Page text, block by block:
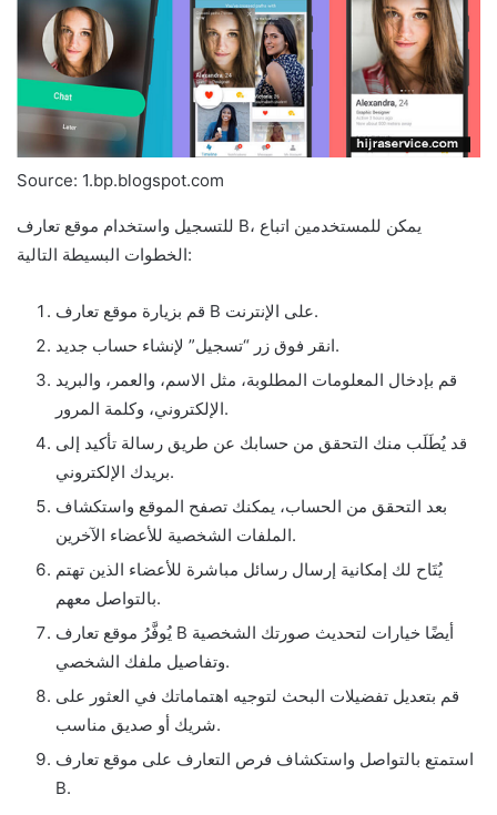
Source: 1.bp.blogspot.com
للتسجيل واستخدام موقع تعارف B، يمكن للمستخدمين اتباع
الخطوات البسيطة التالية:
قم بزيارة موقع تعارف B على الإنترنت.
انقر فوق زر “تسجيل” لإنشاء حساب جديد.
قم بإدخال المعلومات المطلوبة، مثل الاسم، والعمر، والبريد
الإلكتروني، وكلمة المرور.
قد يُطَلَب منك التحقق من حسابك عن طريق رسالة تأكيد إلى
بريدك الإلكتروني.
بعد التحقق من الحساب، يمكنك تصفح الموقع واستكشاف
الملفات الشخصية للأعضاء الآخرين.
يُتَاح لك إمكانية إرسال رسائل مباشرة للأعضاء الذين تهتم
بالتواصل معهم.
يُوفَّرُ موقع تعارف B أيضًا خيارات لتحديث صورتك الشخصية
وتفاصيل ملفك الشخصي.
قم بتعديل تفضيلات البحث لتوجيه اهتماماتك في العثور على
شريك أو صديق مناسب.
استمتع بالتواصل واستكشاف فرص التعارف على موقع تعارف
B.